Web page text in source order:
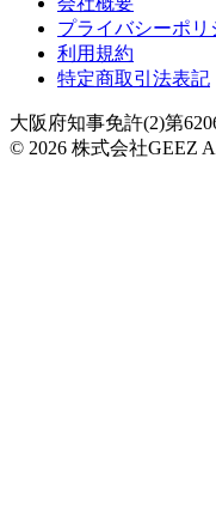
プライバシーポリ
利用規約
特定商取引法表記
大阪府知事免許(2)第
© 2026 株式会社GEEZ